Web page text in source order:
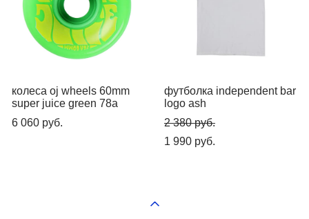
колеса oj wheels 60mm
super juice green 78a
6 060 pуб.
футболка independent bar
logo ash
2 380 pуб.
1 990 pуб.